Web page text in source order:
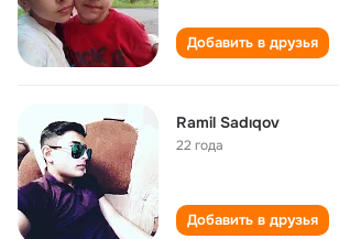
Добавить в друзья
Ramil Sadıqov
22 года
Добавить в друзья